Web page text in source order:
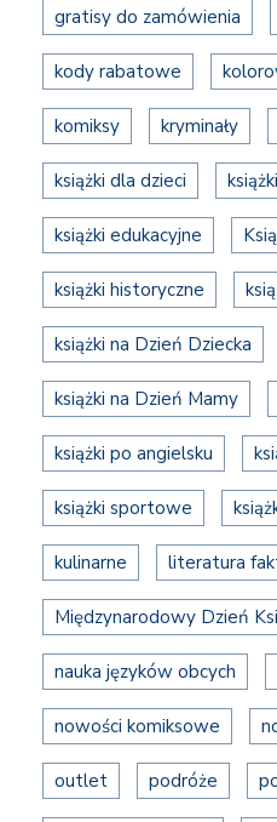
gratisy do zamówienia
kody rabatowe
komiksy kryminały
książki dla dzieci
książki edukacyjne
książki historyczne
książki na Dzień Dziecka
książki na Dzień Mamy
książki po angielsku
książki sportowe
kulinarne literatura
Międzynarodowy Dzień
nauka języków obcych
nowości komiksowe
outlet podróże